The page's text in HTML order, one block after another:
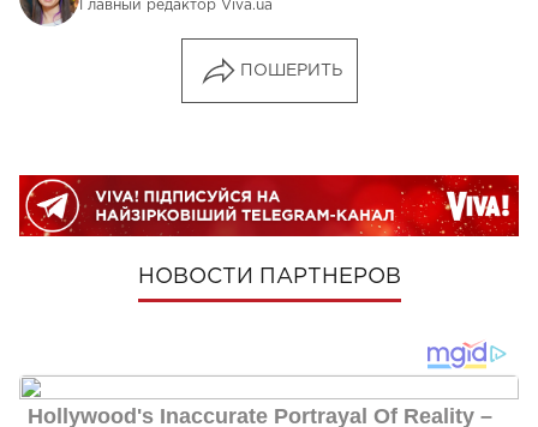
Главный редактор Viva.ua
ПОШЕРИТЬ
НОВОСТИ ПАРТНЕРОВ